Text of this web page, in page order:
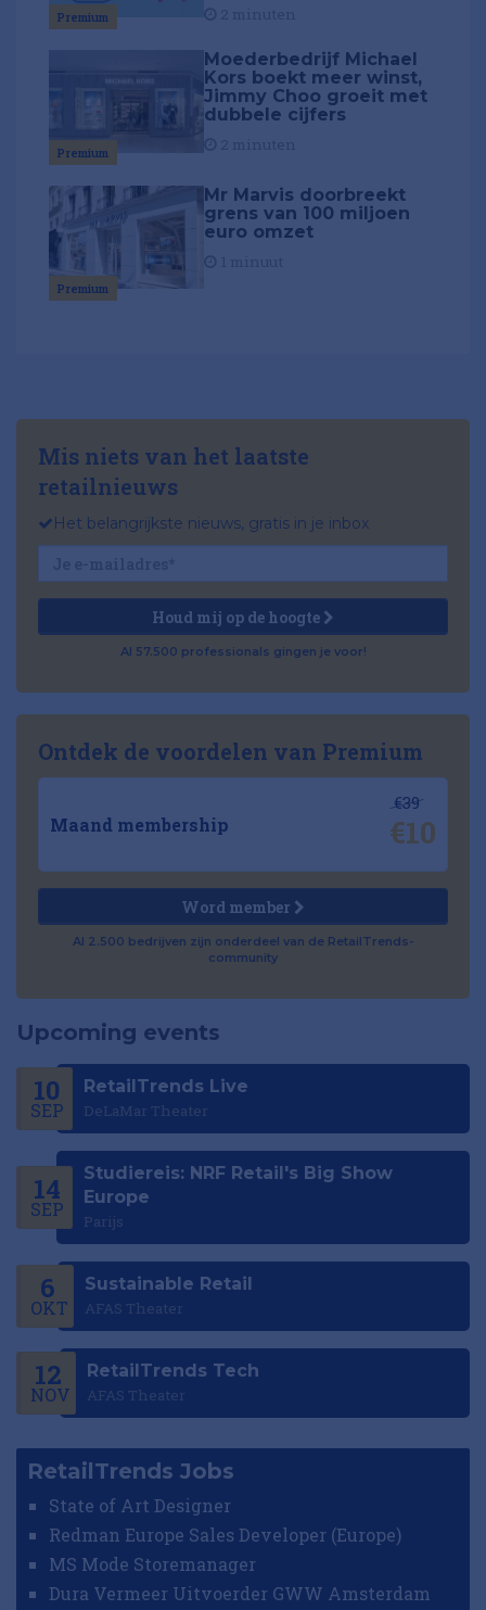
Premium
Premium
Moederbedrijf Michael
Kors boekt meer winst,
Jimmy Choo groeit met
dubbele cijfers
Premium
Mr Marvis doorbreekt
grens van 100 miljoen
euro omzet
Mis niets van het laatste
retailnieuws
Het belangrijkste nieuws, gratis in je inbox
Houd mij op de hoogte
Al 57.500 professionals gingen je voor!
Ontdek de voordelen van Premium
Maand membership
€39
€10
Word member
Al 2.500 bedrijven zijn onderdeel van de RetailTrends-
community
Upcoming events
10
SEP
RetailTrends Live
DeLaMar Theater
14
SEP
Studiereis: NRF Retail's Big Show
Europe
Parijs
6
OKT
Sustainable Retail
AFAS Theater
12
NOV
RetailTrends Tech
AFAS Theater
RetailTrends Jobs
State of Art Designer
Redman Europe Sales Developer (Europe)
MS Mode Storemanager
Dura Vermeer Uitvoerder GWW Amsterdam